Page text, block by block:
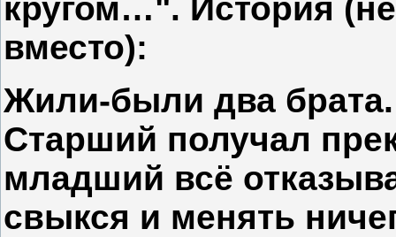
кругом…". История
вместо):
Жили-были два
Старший получал
младший всё
свыкся и менять